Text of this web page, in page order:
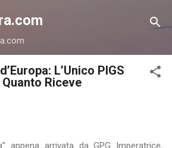
ai contenuti principali
L’Unico PIGS
Riceve
appena arrivata da GPG Imperatrice,